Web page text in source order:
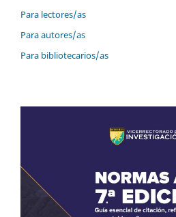
Para lectores/as
Para autores/as
Para bibliotecarios/as